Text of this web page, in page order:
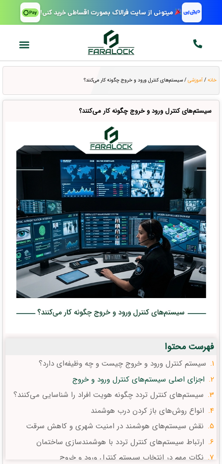
میتونی از سایت فرالاک بصورت اقساطی خرید کنی!
خانه / آموزشی / سیستم‌های کنترل ورود و خروج چگونه کار می‌کنند؟
سیستم‌های کنترل ورود و خروج چگونه کار می‌کنند؟
فهرست محتوا
سیستم کنترل ورود و خروج چیست و چه وظیفه‌ای دارد؟
اجزای اصلی سیستم‌های کنترل ورود و خروج
سیستم‌های کنترل تردد چگونه هویت افراد را شناسایی می‌کنند؟
انواع روش‌های باز کردن درب هوشمند
نقش سیستم‌های هوشمند در امنیت شهری و کاهش سرقت
ارتباط سیستم‌های کنترل تردد با هوشمندسازی ساختمان
نکات مهم در انتخاب سیستم کنترل ورود و خروج